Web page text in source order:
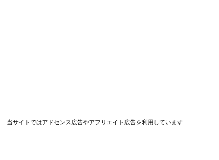
当サイトではアドセンス広告やアフリエイト広告を利用しています